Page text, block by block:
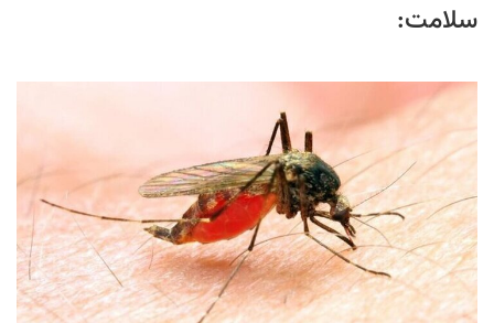
سلامت: